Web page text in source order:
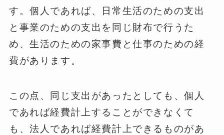
す。個人であれば、日常生活のための支出
と事業のための支出を同じ財布で行うた
め、生活のための家事費と仕事のための経
費があります。
この点、同じ支出があったとしても、個人
であれば経費計上することができなくて
も、法人であれば経費計上できるものがあ